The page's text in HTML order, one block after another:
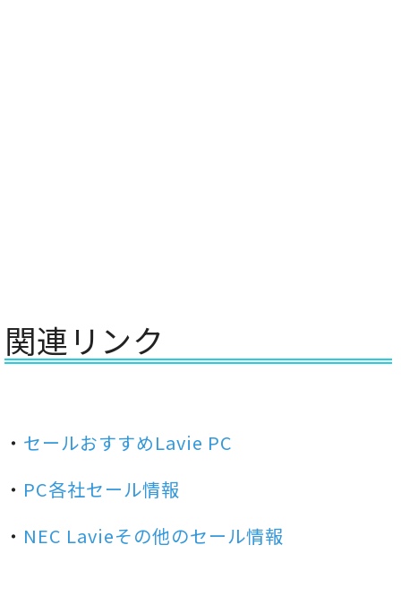
関連リンク
・ セールおすすめLavie PC
・ PC各社セール情報
・ NEC Lavieその他のセール情報